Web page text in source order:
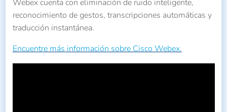
Webex cuenta con eliminación de ruido inteligente,
reconocimiento de gestos, transcripciones automáticas y
traducción instantánea.
Encuentre más información sobre Cisco Webex.